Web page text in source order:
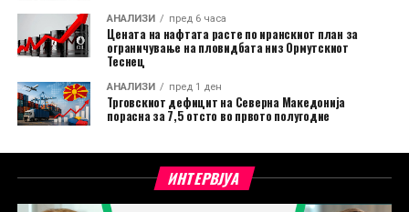
АНАЛИЗИ пред 6 часа
Цената на нафтата расте по иранскиот план за
ограничување на пловидбата низ Ормутскиот
Теснец
АНАЛИЗИ пред 1 ден
Трговскиот дефицит на Северна Македонија
порасна за 7,5 отсто во првото полугодие
ИНТЕРВЈУА